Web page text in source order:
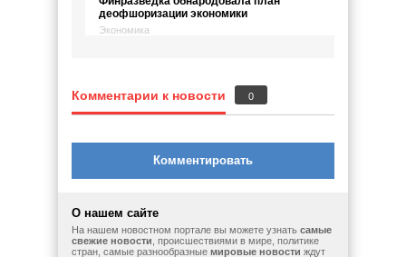
деофшоризации экономики
Экономика
Комментарии к новости 0
Комментировать
О нашем сайте
На нашем новостном портале вы можете узнать самые
свежие новости , происшествиями в мире, политике
стран, самые разнообразные мировые новости ждут